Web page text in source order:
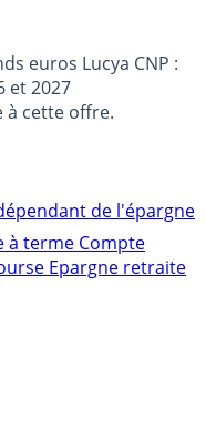
euros Lucya CNP :
et 2027
à cette offre.
de l'épargne
à terme Compte
Epargne retraite